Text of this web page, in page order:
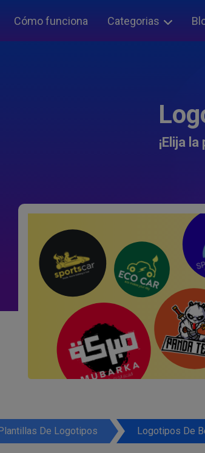
Cómo funciona Categorias
¡Elija
De Logotipos Logotipos De